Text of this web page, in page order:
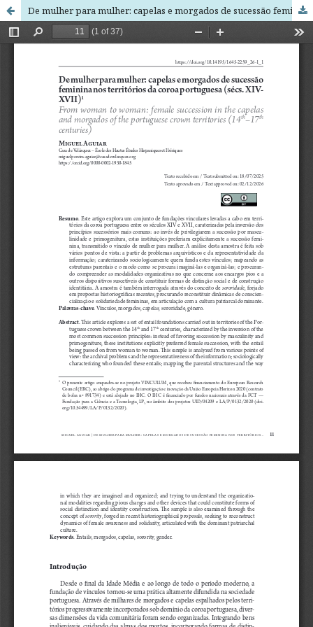
De mulher para mulher: capelas e morgados de sucessão feminina nos territórios da coroa Portuguesa (sécs. XIV-XVII)